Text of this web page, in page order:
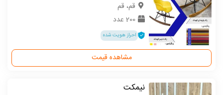
قم، قم
200 عدد
احراز هویت شده
مشاهده قیمت
نیمکت